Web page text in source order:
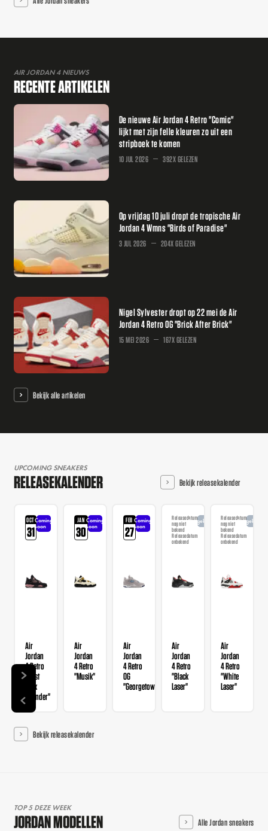
AIR JORDAN 4 NIEUWS
RECENTE ARTIKELEN
De nieuwe Air Jordan 4 Retro "Comic"
lijkt met zijn felle kleuren zo uit een
stripboek te komen
10 JUL 2026 392X GELEZEN
Op vrijdag 10 juli dropt de tropische Air
Jordan 4 Wmns "Birds of Paradise"
3 JUL 2026 204X GELEZEN
Nigel Sylvester dropt op 22 mei de Air
Jordan 4 Retro OG "Brick After Brick"
15 MEI 2026 167X GELEZEN
Bekijk alle artikelen
UPCOMING SNEAKERS
RELEASEKALENDER Bekijk releasekalender
OCT
31
Coming
soon
Air
Jordan
4 Retro
"Rust
Pink
Thunder"
JAN
30
Coming
soon
Air
Jordan
4 Retro
"Musik"
FEB
27
Coming
soon
Air
Jordan
4 Retro
OG
"Georgetown"
Releasedatum
nog niet
bekend
Releasedatum
onbekend
Aangekondigd
Air
Jordan
4 Retro
"Black
Laser"
Releasedatum
nog niet
bekend
Releasedatum
onbekend
Air
Jordan
4 Retro
"White
Laser"
Bekijk releasekalender
TOP 5 DEZE WEEK
JORDAN MODELLEN Alle Jordan sneakers